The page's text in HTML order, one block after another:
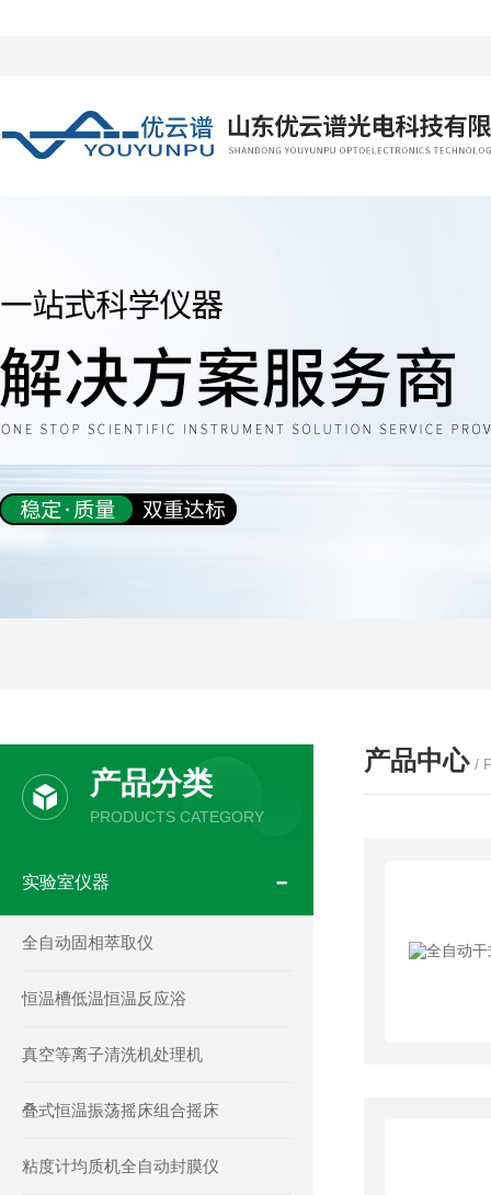
产品分类
PRODUCTS CATEGORY
实验室仪器
全自动固相萃取仪
恒温槽低温恒温反应浴
真空等离子清洗机处理机
叠式恒温振荡摇床组合摇床
粘度计均质机全自动封膜仪
产品中心 /